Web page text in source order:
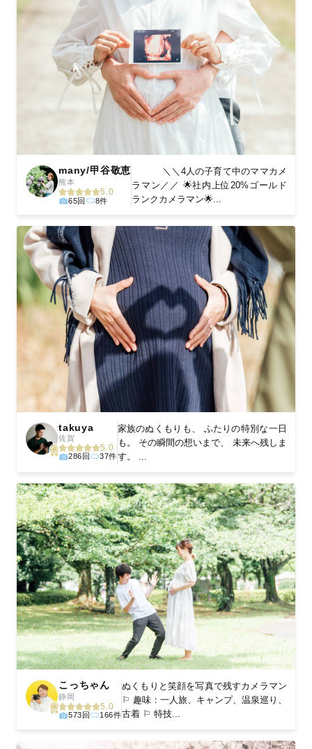
丁寧なレタッチで思い出を美しく仕上げます
撮影後は、独自の編集技術で写真の明るさや色合いを丁寧に調
整。自然な雰囲気を残しつつも、おしゃれで洗練された仕上がり
に。きっと「こんな写真を撮ってほしかった！」と思える一枚に
出会えます。まずは、ラブグラフの撮影事例 をご覧ください。
many/甲谷敬恵
熊本
5.0
65回 8件
＼＼4人の子育て中のママカメ
ラマン／／ 🌟社内上位20%ゴールド
ランクカメラマン🌟...
takuya
佐賀
5.0
286回 37件
家族のぬくもりも、 ふたりの特別な一日
も。 その瞬間の想いまで、 未来へ残しま
す。 ...
こっちゃん
静岡
5.0
573回 166件
ぬくもりと笑顔を写真で残すカメラマン
⚐ 趣味：一人旅、キャンプ、温泉巡り、
古着 ⚐ 特技...